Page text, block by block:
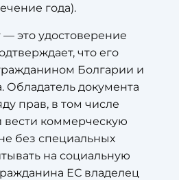
года).
это удостоверение
что его
Болгарии и
Обладатель документа
прав, в том числе
вести коммерческую
без специальных
на социальную
ЕС владелец